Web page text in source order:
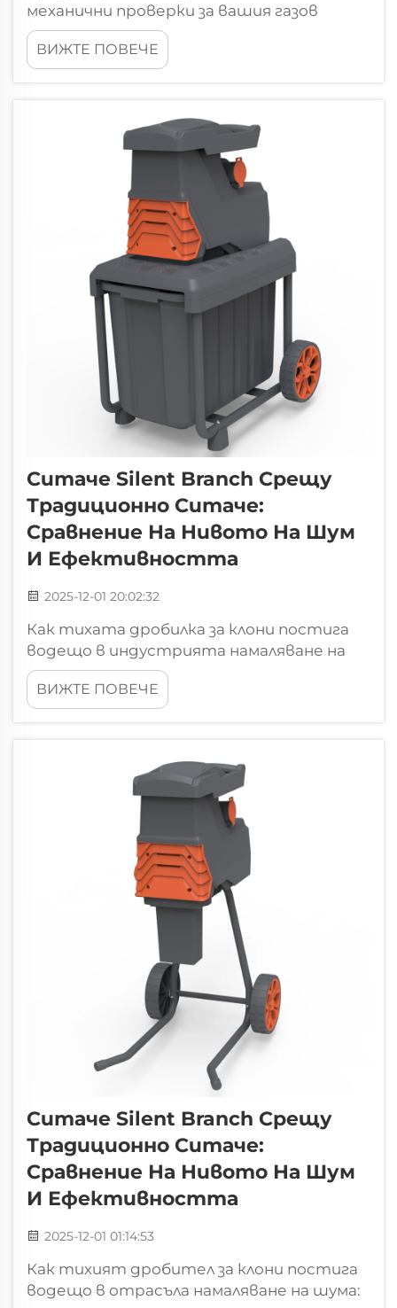
механични проверки за вашия газов
треворез: Свежест, ниво и
стабилизиране на горивото – най-добри
практики. Старо гориво е сред първите
отказват да стартират през
пролетта. Редовното безоловно
ВИЖТЕ ПОВЕЧЕ
Ситаче Silent Branch Срещу
Традиционно Ситаче:
Сравнение На Нивото На Шум
И Ефективността
2025-12-01 20:02:32
Как тихата дробилка за клони постига
водещо в индустрията намаляване на
шума. Сравнение на децибелите: Тиха
дробилка за клони (...)
ВИЖТЕ ПОВЕЧЕ
Ситаче Silent Branch Срещу
Традиционно Ситаче:
Сравнение На Нивото На Шум
И Ефективността
2025-12-01 01:14:53
Как тихият дробител за клони постига
водещо в отрасъла намаляване на шума: